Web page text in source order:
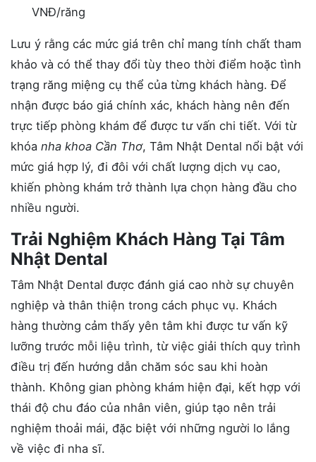
VNĐ/răng
Lưu ý rằng các mức giá trên chỉ mang tính chất tham
khảo và có thể thay đổi tùy theo thời điểm hoặc tình
trạng răng miệng cụ thể của từng khách hàng. Để
nhận được báo giá chính xác, khách hàng nên đến
trực tiếp phòng khám để được tư vấn chi tiết. Với từ
khóa nha khoa Cần Thơ, Tâm Nhật Dental nổi bật với
mức giá hợp lý, đi đôi với chất lượng dịch vụ cao,
khiến phòng khám trở thành lựa chọn hàng đầu cho
nhiều người.
Trải Nghiệm Khách Hàng Tại Tâm
Nhật Dental
Tâm Nhật Dental được đánh giá cao nhờ sự chuyên
nghiệp và thân thiện trong cách phục vụ. Khách
hàng thường cảm thấy yên tâm khi được tư vấn kỹ
lưỡng trước mỗi liệu trình, từ việc giải thích quy trình
điều trị đến hướng dẫn chăm sóc sau khi hoàn
thành. Không gian phòng khám hiện đại, kết hợp với
thái độ chu đáo của nhân viên, giúp tạo nên trải
nghiệm thoải mái, đặc biệt với những người lo lắng
về việc đi nha sĩ.